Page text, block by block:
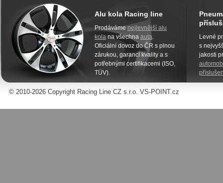
Alu kola Racing line
Prodáváme nejlevnější alu
kola na všechna auta.
Oficiální dovoz do ČR s plnou
zárukou, garancí kvality a s
potřebnými certifikacemi (ISO,
TÜV).
Levné
s
jakosti
© 2010-2026 Copyright Racing Line CZ s.r.o. VS-POINT.cz